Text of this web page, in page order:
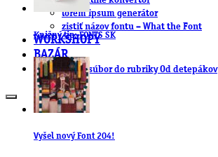
lorem ipsum generátor
zistiť názov fontu – What the Font
WORKSHOPY
BAZÁR
zaslať súbor do rubriky Od detepákov
Knižný tip: FONTS SK
Vyšel nový Font 204!